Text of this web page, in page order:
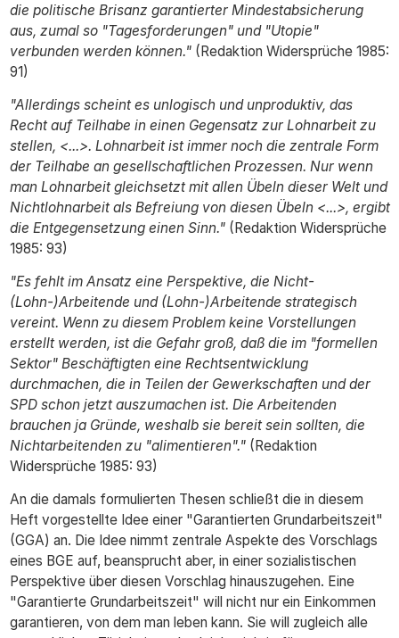
die politische Brisanz garantierter Mindestabsicherung
aus, zumal so "Tagesforderungen" und "Utopie"
verbunden werden können."(Redaktion Widersprüche 1985:
91)
"Allerdings scheint es unlogisch und unproduktiv, das
Recht auf Teilhabe in einen Gegensatz zur Lohnarbeit zu
stellen, <...>. Lohnarbeit ist immer noch die zentrale Form
der Teilhabe an gesellschaftlichen Prozessen. Nur wenn
man Lohnarbeit gleichsetzt mit allen Übeln dieser Welt und
Nichtlohnarbeit als Befreiung von diesen Übeln <...>, ergibt
die Entgegensetzung einen Sinn."(Redaktion Widersprüche
1985: 93)
"Es fehlt im Ansatz eine Perspektive, die Nicht-
(Lohn-)Arbeitende und (Lohn-)Arbeitende strategisch
vereint. Wenn zu diesem Problem keine Vorstellungen
erstellt werden, ist die Gefahr groß, daß die im "formellen
Sektor" Beschäftigten eine Rechtsentwicklung
durchmachen, die in Teilen der Gewerkschaften und der
SPD schon jetzt auszumachen ist. Die Arbeitenden
brauchen ja Gründe, weshalb sie bereit sein sollten, die
Nichtarbeitenden zu "alimentieren"."(Redaktion
Widersprüche 1985: 93)
An die damals formulierten Thesen schließt die in diesem
Heft vorgestellte Idee einer "Garantierten Grundarbeitszeit"
(GGA) an. Die Idee nimmt zentrale Aspekte des Vorschlags
eines BGE auf, beansprucht aber, in einer sozialistischen
Perspektive über diesen Vorschlag hinauszugehen. Eine
"Garantierte Grundarbeitszeit" will nicht nur ein Einkommen
garantieren, von dem man leben kann. Sie will zugleich alle